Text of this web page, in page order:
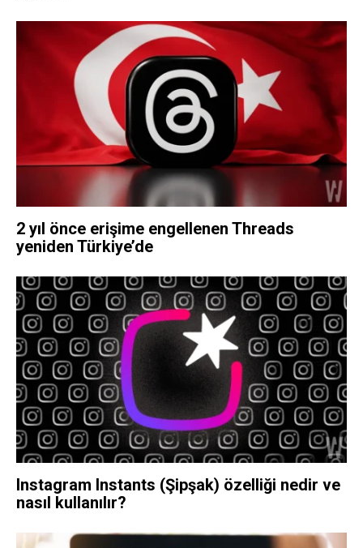
2 yıl önce erişime engellenen Threads
yeniden Türkiye’de
Instagram Instants (Şipşak) özelliği nedir ve
nasıl kullanılır?